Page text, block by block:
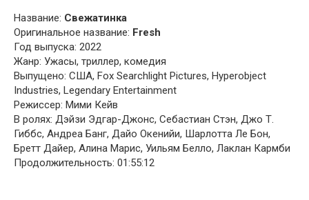
Название: Свежатинка
Оригинальное название: Fresh
Год выпуска: 2022
Жанр: Ужасы, триллер, комедия
Выпущено: США, Fox Searchlight Pictures, Hyperobject
Industries, Legendary Entertainment
Режиссер: Мими Кейв
В ролях: Дэйзи Эдгар-Джонс, Себастиан Стэн, Джо Т.
Гиббс, Андреа Банг, Дайо Окенийи, Шарлотта Ле Бон,
Бретт Дайер, Алина Марис, Уильям Белло, Лаклан Кармби
Продолжительность: 01:55:12